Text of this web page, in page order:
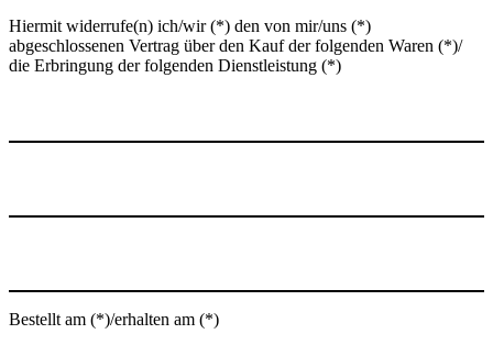
Hiermit widerrufe(n) ich/wir (*) den von mir/uns (*)
abgeschlossenen Vertrag über den Kauf der folgenden Waren (*)/
die Erbringung der folgenden Dienstleistung (*)
Bestellt am (*)/erhalten am (*)